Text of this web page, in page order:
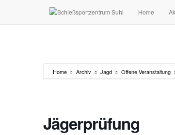
Home
Home Archiv Jagd Offene Veranstaltung
Jägerprüfung